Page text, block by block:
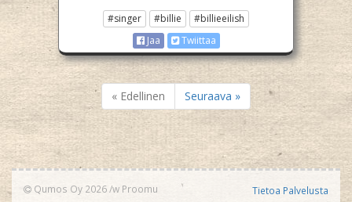
#singer #billie
#billieeilish
Jaa
Twiittaa
« Edellinen Seuraava »
Qumos Oy 2026/w Proomu
Tietoa Palvelusta